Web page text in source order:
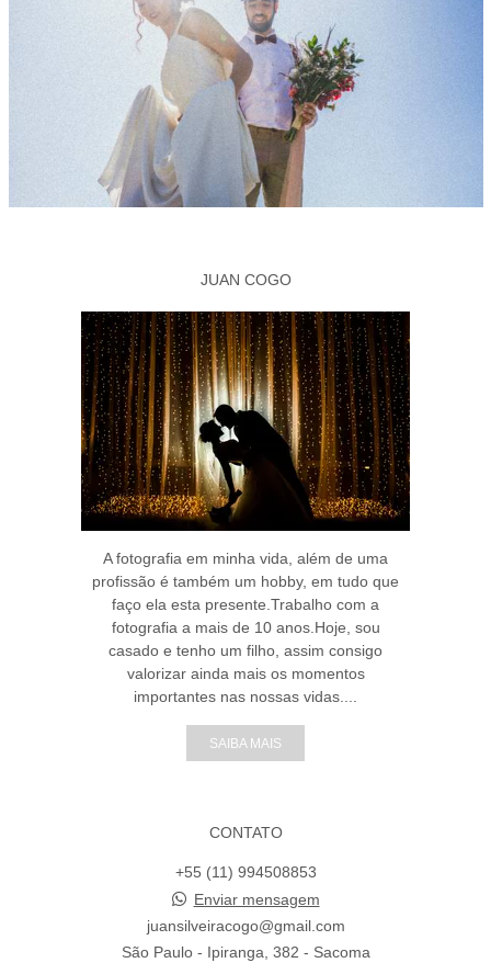
JUAN COGO
A fotografia em minha vida, além de uma
profissão é também um hobby, em tudo que
faço ela esta presente.Trabalho com a
fotografia a mais de 10 anos.Hoje, sou
casado e tenho um filho, assim consigo
valorizar ainda mais os momentos
importantes nas nossas vidas....
SAIBA MAIS
CONTATO
+55 (11) 994508853
Enviar mensagem
juansilveiracogo@gmail.com
São Paulo - Ipiranga, 382 - Sacoma